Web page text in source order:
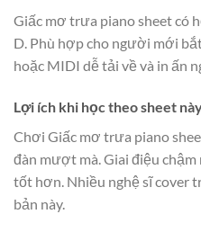
Giấc mơ trưa piano sheet có
D. Phù hợp cho người mới
hoặc MIDI dễ tải về và in ấn
Lợi ích khi học theo sheet
Chơi Giấc mơ trưa piano
đàn mượt mà. Giai điệu
tốt hơn. Nhiều nghệ sĩ cover
bản này.